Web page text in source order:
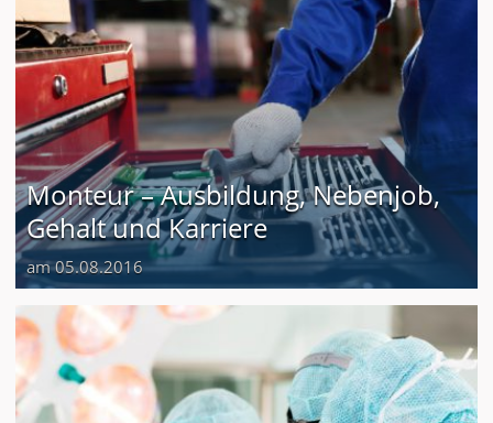
Monteur – Ausbildung, Nebenjob,
Gehalt und Karriere
am 05.08.2016